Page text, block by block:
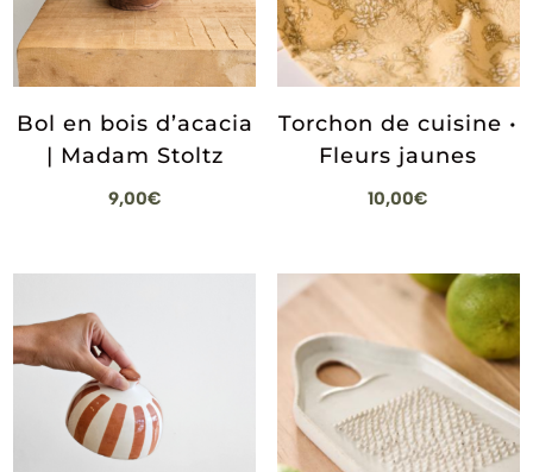
Bol en bois d’acacia
| Madam Stoltz
9,00€
Torchon de cuisine •
Fleurs jaunes
10,00€